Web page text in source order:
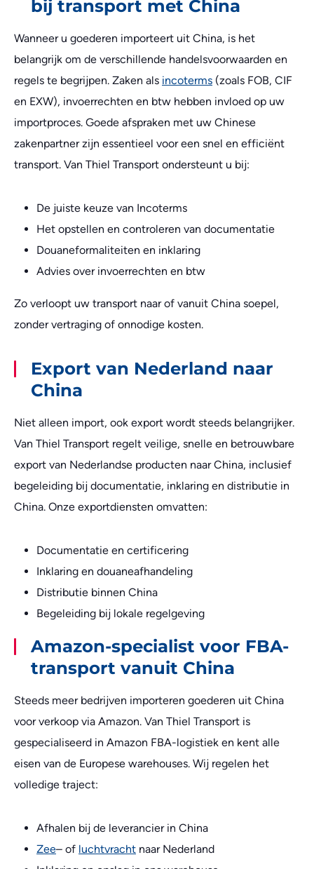
bij transport met China
Wanneer u goederen importeert uit China, is het
belangrijk om de verschillende handelsvoorwaarden en
regels te begrijpen. Zaken als incoterms (zoals FOB, CIF
en EXW), invoerrechten en btw hebben invloed op uw
importproces. Goede afspraken met uw Chinese
zakenpartner zijn essentieel voor een snel en efficiënt
transport. Van Thiel Transport ondersteunt u bij:
De juiste keuze van Incoterms
Het opstellen en controleren van documentatie
Douaneformaliteiten en inklaring
Advies over invoerrechten en btw
Zo verloopt uw transport naar of vanuit China soepel,
zonder vertraging of onnodige kosten.
Export van Nederland naar
China
Niet alleen import, ook export wordt steeds belangrijker.
Van Thiel Transport regelt veilige, snelle en betrouwbare
export van Nederlandse producten naar China, inclusief
begeleiding bij documentatie, inklaring en distributie in
China. Onze exportdiensten omvatten:
Documentatie en certificering
Inklaring en douaneafhandeling
Distributie binnen China
Begeleiding bij lokale regelgeving
Amazon-specialist voor FBA-
transport vanuit China
Steeds meer bedrijven importeren goederen uit China
voor verkoop via Amazon. Van Thiel Transport is
gespecialiseerd in Amazon FBA-logistiek en kent alle
eisen van de Europese warehouses. Wij regelen het
volledige traject:
Afhalen bij de leverancier in China
Zee– of luchtvracht naar Nederland